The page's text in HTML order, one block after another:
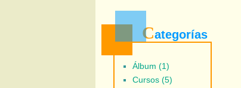
Categorías
Álbum (1)
Cursos (5)